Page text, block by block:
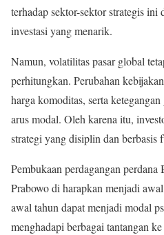
terhadap sektor-sektor strategis ini
investasi yang menarik.
Namun, volatilitas pasar global
perhitungkan. Perubahan
harga komoditas, serta
arus modal. Oleh karena itu,
strategi yang disiplin dan berbasis
Pembukaan perdagangan
Prabowo di harapkan menjadi
awal tahun dapat menjadi modal
menghadapi berbagai tantangan